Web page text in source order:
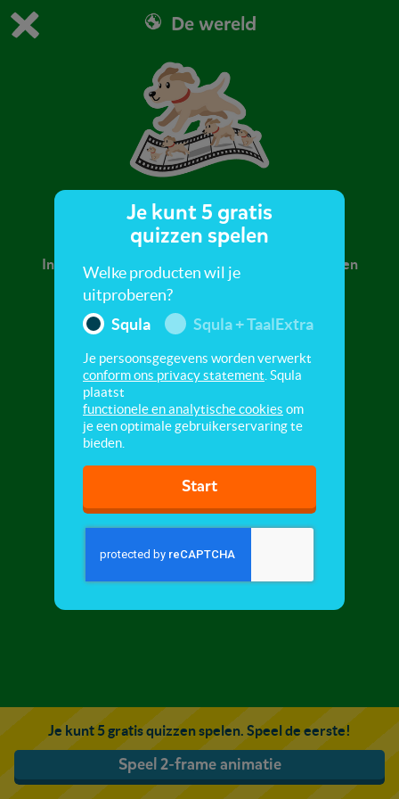
Dit is de gratis demo van Squla.
Bestel nu
0 1
De wereld
2-frame animatie
In deze quiz leer je over wat animatie precies is en
hoe dit gemaakt wordt.
Je kunt 5 gratis quizzen spelen. Speel de eerste!
Speel 2-frame animatie
Je kunt 5 gratis
quizzen spelen
Welke producten wil je
uitproberen?
Squla
Squla + TaalExtra
Je persoonsgegevens worden verwerkt
conform ons privacy statement . Squla
plaatst
functionele en analytische cookies om
je een optimale gebruikerservaring te
bieden.
Start